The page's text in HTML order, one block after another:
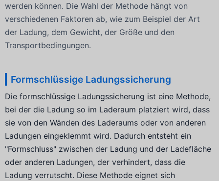
werden können. Die Wahl der Methode hängt von
verschiedenen Faktoren ab, wie zum Beispiel der Art
der Ladung, dem Gewicht, der Größe und den
Transportbedingungen.
Formschlüssige Ladungssicherung
Die formschlüssige Ladungssicherung ist eine Methode,
bei der die Ladung so im Laderaum platziert wird, dass
sie von den Wänden des Laderaums oder von anderen
Ladungen eingeklemmt wird. Dadurch entsteht ein
"Formschluss" zwischen der Ladung und der Ladefläche
oder anderen Ladungen, der verhindert, dass die
Ladung verrutscht. Diese Methode eignet sich